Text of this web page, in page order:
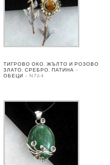
ТИГРОВО ОКО, ЖЪЛТО И РОЗОВО
ЗЛАТО, СРЕБРО, ПАТИНА –
ОБЕЦИ – N764